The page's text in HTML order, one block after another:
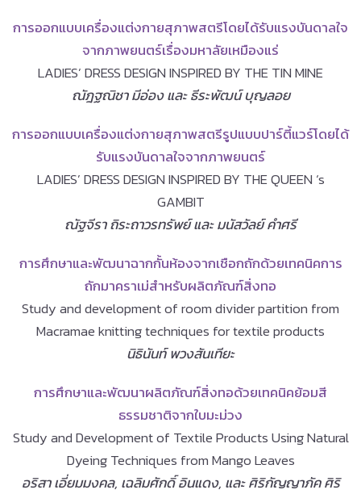
การออกแบบเครื่องแต่งกายสุภาพสตรีโดยได้รับแรงบันดาลใจ
จากภาพยนตร์เรื่องมหาลัยเหมืองแร่
LADIES’ DRESS DESIGN INSPIRED BY THE TIN MINE
ณัฎฐณิชา มีอ่อง และ ธีระพัฒน์ บุญลอย
การออกแบบเครื่องแต่งกายสุภาพสตรีรูปแบบปาร์ตี้แวร์โดยได้
รับแรงบันดาลใจจากภาพยนตร์
LADIES’ DRESS DESIGN INSPIRED BY THE QUEEN ‘s
GAMBIT
ณัฐจีรา ถิระถาวรทรัพย์ และ มนัสวัลย์ คำศรี
การศึกษาและพัฒนาฉากกั้นห้องจากเชือกถักด้วยเทคนิคการ
ถักมาคราเม่สำหรับผลิตภัณฑ์สิ่งทอ
Study and development of room divider partition from
Macramae knitting techniques for textile products
นิธินันท์ พวงสันเทียะ
การศึกษาและพัฒนาผลิตภัณฑ์สิ่งทอด้วยเทคนิคย้อมสี
ธรรมชาติจากใบมะม่วง
Study and Development of Textile Products Using Natural
Dyeing Techniques from Mango Leaves
อริสา เอี่ยมมงคล, เฉลิมศักดิ์ อินแดง, และ ศิริกัญญาภัค ศิริ